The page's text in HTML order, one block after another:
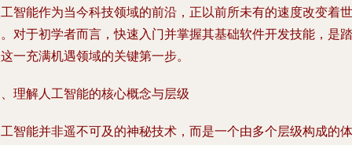
智能作为当今科技领域的前沿，正以前所未有的速度改变着世
对于初学者而言，快速入门并掌握其基础软件开发技能，是踏
一充满机遇领域的关键第一步。
理解人工智能的核心概念与层级
智能并非遥不可及的神秘技术，而是一个由多个层级构成的体